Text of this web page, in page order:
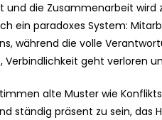
die Zusammenarbeit wird
ein paradoxes System:
während die volle
Verbindlichkeit geht verloren
alte Muster wie
ständig präsent zu sein, das